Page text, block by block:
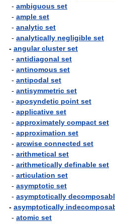
- ambiguous set
- ample set
- analytic set
- analytically negligible set
- angular cluster set
- antidiagonal set
- antinomous set
- antipodal set
- antisymmetric set
- aposyndetic point set
- applicative set
- approximately compact set
- approximation set
- arcwise connected set
- arithmetical set
- arithmetically definable set
- articulation set
- asymptotic set
- asymptotically
- asymptotically
- atomic set